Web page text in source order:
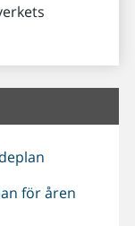
för åren